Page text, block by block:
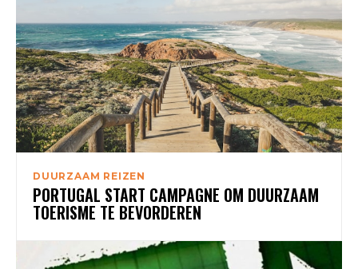
DUURZAAM REIZEN
PORTUGAL START CAMPAGNE OM DUURZAAM
TOERISME TE BEVORDEREN